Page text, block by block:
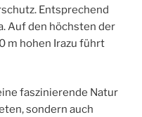
Entsprechend
Auf den höchsten der
m hohen Irazu führt
faszinierende Natur
sondern auch